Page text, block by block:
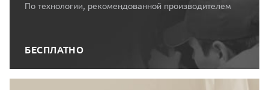
По технологии, рекомендованной производителем
БЕСПЛАТНО